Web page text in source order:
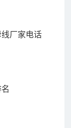
厂家电话